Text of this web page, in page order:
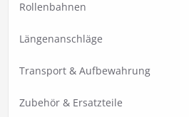
Rollenbahnen
Längenanschläge
Transport & Aufbewahrung
Zubehör & Ersatzteile